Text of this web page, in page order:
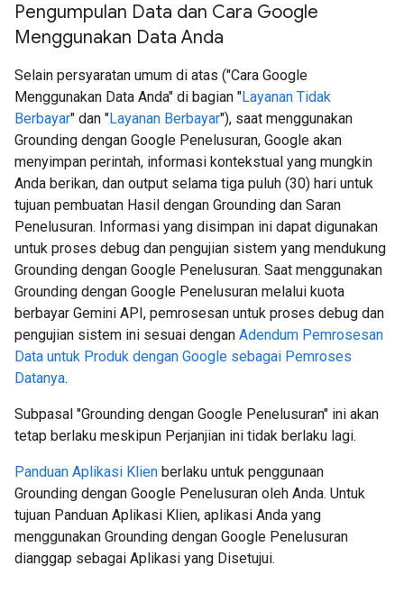
Pengumpulan Data dan Cara Google
Menggunakan Data Anda
Selain persyaratan umum di atas ("Cara Google
Menggunakan Data Anda" di bagian "Layanan Tidak
Berbayar" dan "Layanan Berbayar"), saat menggunakan
Grounding dengan Google Penelusuran, Google akan
menyimpan perintah, informasi kontekstual yang mungkin
Anda berikan, dan output selama tiga puluh (30) hari untuk
tujuan pembuatan Hasil dengan Grounding dan Saran
Penelusuran. Informasi yang disimpan ini dapat digunakan
untuk proses debug dan pengujian sistem yang mendukung
Grounding dengan Google Penelusuran. Saat menggunakan
Grounding dengan Google Penelusuran melalui kuota
berbayar Gemini API, pemrosesan untuk proses debug dan
pengujian sistem ini sesuai dengan Adendum Pemrosesan
Data untuk Produk dengan Google sebagai Pemroses
Datanya.
Subpasal "Grounding dengan Google Penelusuran" ini akan
tetap berlaku meskipun Perjanjian ini tidak berlaku lagi.
Panduan Aplikasi Klien berlaku untuk penggunaan
Grounding dengan Google Penelusuran oleh Anda. Untuk
tujuan Panduan Aplikasi Klien, aplikasi Anda yang
menggunakan Grounding dengan Google Penelusuran
dianggap sebagai Aplikasi yang Disetujui.